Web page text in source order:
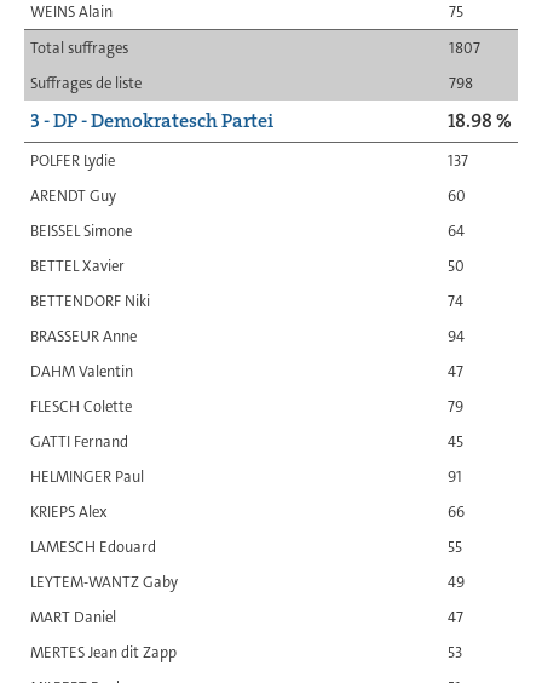
WEINS Alain
75
Total suffrages
1807
Suffrages de liste
798
3 - DP - Demokratesch Partei 18.98 %
POLFER Lydie
137
ARENDT Guy
60
BEISSEL Simone
64
BETTEL Xavier
50
BETTENDORF Niki
74
BRASSEUR Anne
94
DAHM Valentin
47
FLESCH Colette
79
GATTI Fernand
45
HELMINGER Paul
91
KRIEPS Alex
66
LAMESCH Edouard
55
LEYTEM-WANTZ Gaby
49
MART Daniel
47
MERTES Jean dit Zapp
53